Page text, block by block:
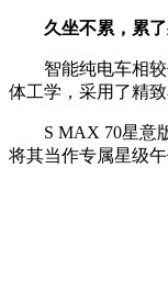
久坐不累，累
智能纯电车相
体工学，采用了精
S MAX 70星意
将其当作专属星级